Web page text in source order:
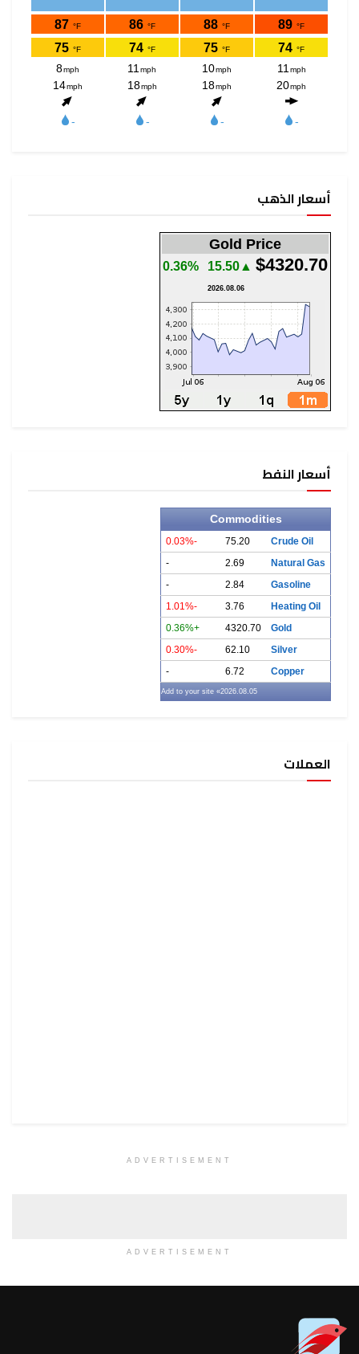
أسعار الذهب
Gold Price
$4320.70
▲15.50
0.36%
2026.08.06
أسعار النفط
Commodities
Crude Oil
75.20
-0.03%
Natural Gas
2.69
-
Gasoline
2.84
-
Heating Oil
3.76
-1.01%
Gold
4320.70
+0.36%
Silver
62.10
-0.30%
Copper
6.72
-
2026.08.05
» Add to your site
العملات
ADVERTISEMENT
ADVERTISEMENT